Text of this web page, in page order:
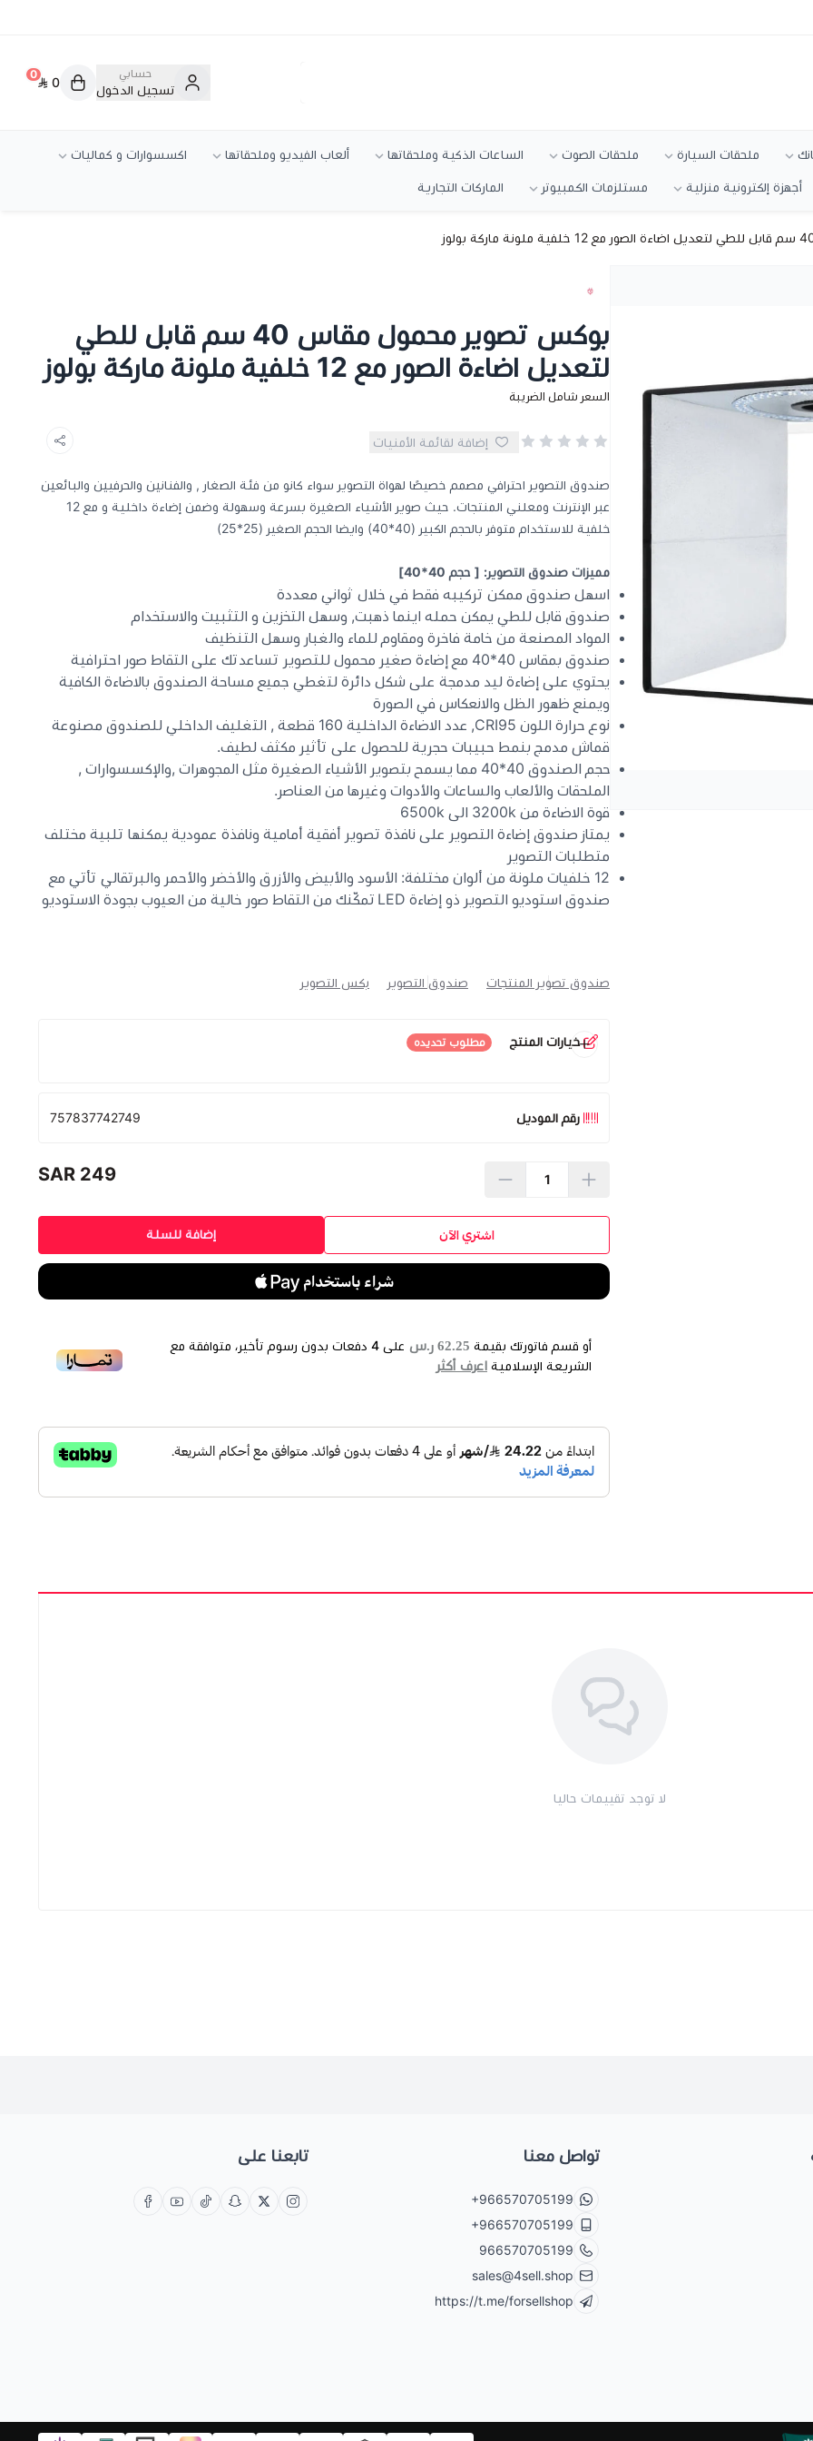
حسابي
تسجيل الدخول
0
0
ملحقات السيارة ملحقات الصوت الساعات الذكية وملحقاتها ألعاب الفيديو وملحقاتها اكسسوارات و كماليات
أجهزة إلكترونية منزلية مستلزمات الكمبيوتر الماركات التجارية
بوكس تصوير محمول مقاس 40 سم قابل للطي
لتعديل اضاءة الصور مع 12 خلفية ملونة ماركة بولوز
السعر شامل الضريبة
إضافة لقائمة الأمنيات
صندوق التصوير احترافي مصمم خصيصًا لهواة التصوير سواء كانو من فئة الصغار , والفنانين والحرفيين والبائعين
عبر الإنترنت ومعلني المنتجات. حيث صوير الأشياء الصغيرة بسرعة وسهولة وضمن إضاءة داخلية و مع 12
خلفية للاستخدام متوفر بالحجم الكبير (40*40) وايضا الحجم الصغير (25*25)
مميزات صندوق التصوير: [ حجم 40*40]
اسهل صندوق ممكن تركيبه فقط في خلال ثواني معددة
صندوق قابل للطي يمكن حمله اينما ذهبت, وسهل التخزين و التثبيت والاستخدام
المواد المصنعة من خامة فاخرة ومقاوم للماء والغبار وسهل التنظيف
صندوق بمقاس 40*40 مع إضاءة صغير محمول للتصوير تساعدتك على التقاط صور احترافية
يحتوي على إضاءة ليد مدمجة على شكل دائرة لتغطي جميع مساحة الصندوق بالاضاءة الكافية
ويمنع ظهور الظل والانعكاس في الصورة
نوع حرارة اللون CRI95, عدد الاضاءة الداخلية 160 قطعة , التغليف الداخلي للصندوق مصنوعة
قماش مدمج بنمط حبيبات حجرية للحصول على تأثير مكثف لطيف.
حجم الصندوق 40*40 مما يسمح بتصوير الأشياء الصغيرة مثل المجوهرات ,والإكسسوارات ,
الملحقات والألعاب والساعات والأدوات وغيرها من العناصر.
قوة الاضاءة من 3200k الى 6500k
يمتاز صندوق إضاءة التصوير على نافذة تصوير أفقية أمامية ونافذة عمودية يمكنها تلبية مختلف
متطلبات التصوير
12 خلفيات ملونة من ألوان مختلفة: الأسود والأبيض والأزرق والأخضر والأحمر والبرتقالي تأتي مع
صندوق استوديو التصوير ذو إضاءة LED تمكّنك من التقاط صور خالية من العيوب بجودة الاستوديو
صندوق تصوير المنتجات صندوق التصوير بكس التصوير
خيارات المنتج مطلوب تحديده
رقم الموديل 757837742749
249 SAR
إضافة للسلة اشتري الآن
أو قسم فاتورتك بقيمة 62.25 ر.س على 4 دفعات بدون رسوم تأخير، متوافقة مع
الشريعة الإسلامية اعرف أكثر
لا توجد تقييمات حاليا
تواصل معنا
+966570705199
+966570705199
966570705199
sales@4sell.shop
https://t.me/forsellshop
تابعنا على